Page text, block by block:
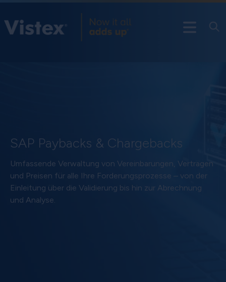
SAP Paybacks & Chargebacks
Umfassende Verwaltung von Vereinbarungen, Verträgen
und Preisen für alle Ihre Forderungsprozesse – von der
Einleitung über die Validierung bis hin zur Abrechnung
und Analyse.